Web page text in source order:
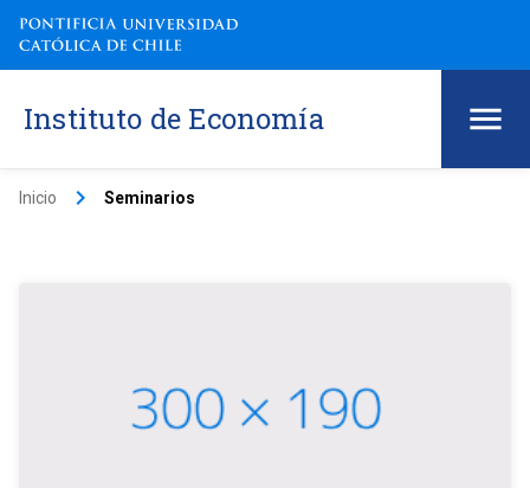
Instituto de Economía
Inicio keyboard_arrow_right Seminarios